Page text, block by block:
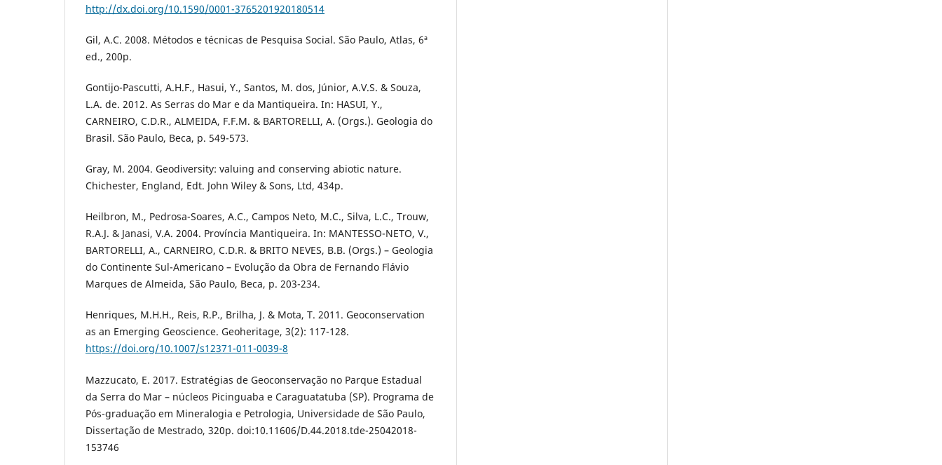
http://dx.doi.org/10.1590/0001-3765201920180514
Gil, A.C. 2008. Métodos e técnicas de Pesquisa Social. São Paulo, Atlas, 6ª
ed., 200p.
Gontijo-Pascutti, A.H.F., Hasui, Y., Santos, M. dos, Júnior, A.V.S. & Souza,
L.A. de. 2012. As Serras do Mar e da Mantiqueira. In: HASUI, Y.,
CARNEIRO, C.D.R., ALMEIDA, F.F.M. & BARTORELLI, A. (Orgs.). Geologia do
Brasil. São Paulo, Beca, p. 549-573.
Gray, M. 2004. Geodiversity: valuing and conserving abiotic nature.
Chichester, England, Edt. John Wiley & Sons, Ltd, 434p.
Heilbron, M., Pedrosa-Soares, A.C., Campos Neto, M.C., Silva, L.C., Trouw,
R.A.J. & Janasi, V.A. 2004. Província Mantiqueira. In: MANTESSO-NETO, V.,
BARTORELLI, A., CARNEIRO, C.D.R. & BRITO NEVES, B.B. (Orgs.) – Geologia
do Continente Sul-Americano – Evolução da Obra de Fernando Flávio
Marques de Almeida, São Paulo, Beca, p. 203-234.
Henriques, M.H.H., Reis, R.P., Brilha, J. & Mota, T. 2011. Geoconservation
as an Emerging Geoscience. Geoheritage, 3(2): 117-128.
https://doi.org/10.1007/s12371-011-0039-8
Mazzucato, E. 2017. Estratégias de Geoconservação no Parque Estadual
da Serra do Mar – núcleos Picinguaba e Caraguatatuba (SP). Programa de
Pós-graduação em Mineralogia e Petrologia, Universidade de São Paulo,
Dissertação de Mestrado, 320p. doi:10.11606/D.44.2018.tde-25042018-
153746